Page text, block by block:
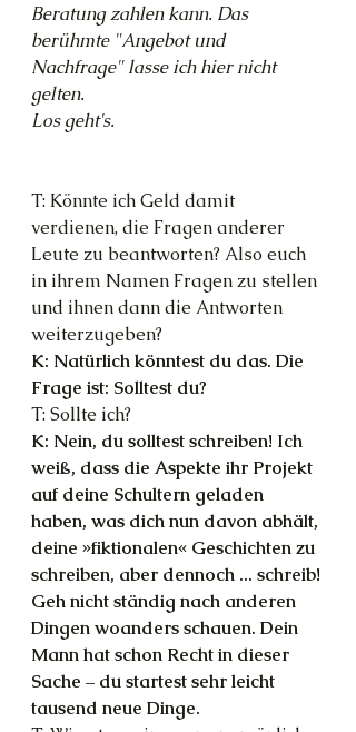
Beratung zahlen kann. Das
berühmte "Angebot und
Nachfrage" lasse ich hier nicht
gelten.
Los geht's.
T: Könnte ich Geld damit
verdienen, die Fragen anderer
Leute zu beantworten? Also euch
in ihrem Namen Fragen zu stellen
und ihnen dann die Antworten
weiterzugeben?
K: Natürlich könntest du das. Die
Frage ist: Solltest du?
T: Sollte ich?
K: Nein, du solltest schreiben! Ich
weiß, dass die Aspekte ihr Projekt
auf deine Schultern geladen
haben, was dich nun davon abhält,
deine »fiktionalen« Geschichten zu
schreiben, aber dennoch ... schreib!
Geh nicht ständig nach anderen
Dingen woanders schauen. Dein
Mann hat schon Recht in dieser
Sache – du startest sehr leicht
tausend neue Dinge.